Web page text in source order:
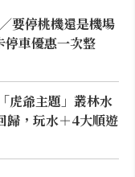
要停桃機還是機場
停車優惠一次整
虎爺主題」叢林水
歸，玩水＋4大順遊